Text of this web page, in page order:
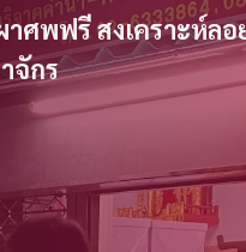
าศพฟรี สงเคราะห์ล
จักร